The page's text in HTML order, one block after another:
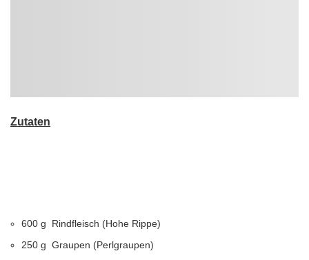
Zutaten
600 g Rindfleisch (Hohe Rippe)
250 g Graupen (Perlgraupen)